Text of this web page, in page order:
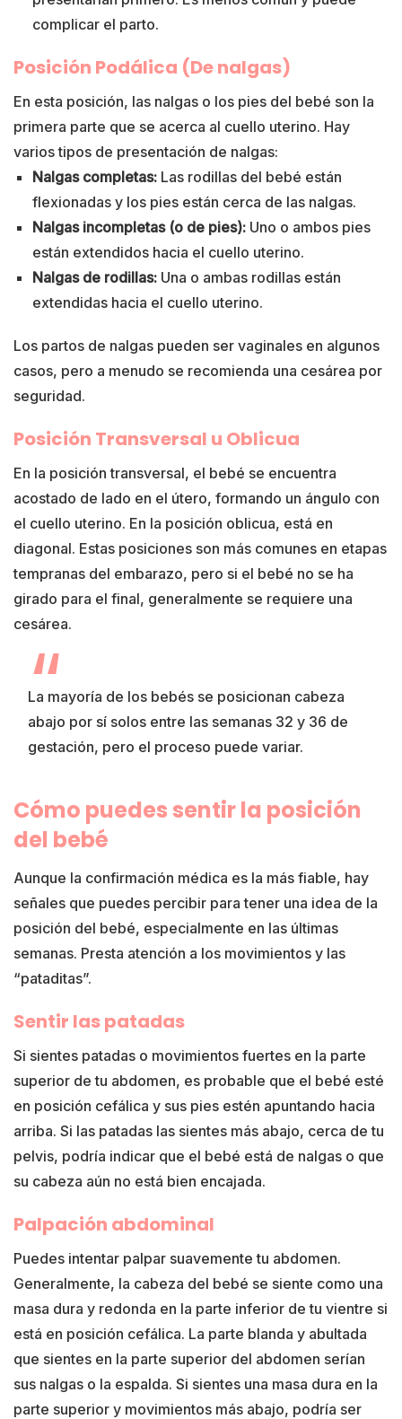
complicar el parto.
Posición Podálica (De nalgas)
En esta posición, las nalgas o los pies del bebé son la
primera parte que se acerca al cuello uterino. Hay
varios tipos de presentación de nalgas:
Nalgas completas:Las rodillas del bebé están
flexionadas y los pies están cerca de las nalgas.
Nalgas incompletas (o de pies):Uno o ambos pies
están extendidos hacia el cuello uterino.
Nalgas de rodillas:Una o ambas rodillas están
extendidas hacia el cuello uterino.
Los partos de nalgas pueden ser vaginales en algunos
casos, pero a menudo se recomienda una cesárea por
seguridad.
Posición Transversal u Oblicua
En la posición transversal, el bebé se encuentra
acostado de lado en el útero, formando un ángulo con
el cuello uterino. En la posición oblicua, está en
diagonal. Estas posiciones son más comunes en etapas
tempranas del embarazo, pero si el bebé no se ha
girado para el final, generalmente se requiere una
cesárea.
La mayoría de los bebés se posicionan cabeza
abajo por sí solos entre las semanas 32 y 36 de
gestación, pero el proceso puede variar.
Cómo puedes sentir la posición
del bebé
Aunque la confirmación médica es la más fiable, hay
señales que puedes percibir para tener una idea de la
posición del bebé, especialmente en las últimas
semanas. Presta atención a los movimientos y las
“pataditas”.
Sentir las patadas
Si sientes patadas o movimientos fuertes en la parte
superior de tu abdomen, es probable que el bebé esté
en posición cefálica y sus pies estén apuntando hacia
arriba. Si las patadas las sientes más abajo, cerca de tu
pelvis, podría indicar que el bebé está de nalgas o que
su cabeza aún no está bien encajada.
Palpación abdominal
Puedes intentar palpar suavemente tu abdomen.
Generalmente, la cabeza del bebé se siente como una
masa dura y redonda en la parte inferior de tu vientre si
está en posición cefálica. La parte blanda y abultada
que sientes en la parte superior del abdomen serían
sus nalgas o la espalda. Si sientes una masa dura en la
parte superior y movimientos más abajo, podría ser